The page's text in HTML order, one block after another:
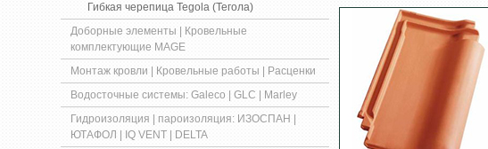
Гибкая черепица Tegola (Тегола)
Доборные элементы | Кровельные
комплектующие MAGE
Монтаж кровли | Кровельные работы | Расценки
Водосточные системы: Galeco | GLC | Marley
Гидроизоляция | пароизоляция: ИЗОСПАН |
ЮТАФОЛ | IQ VENT | DELTA